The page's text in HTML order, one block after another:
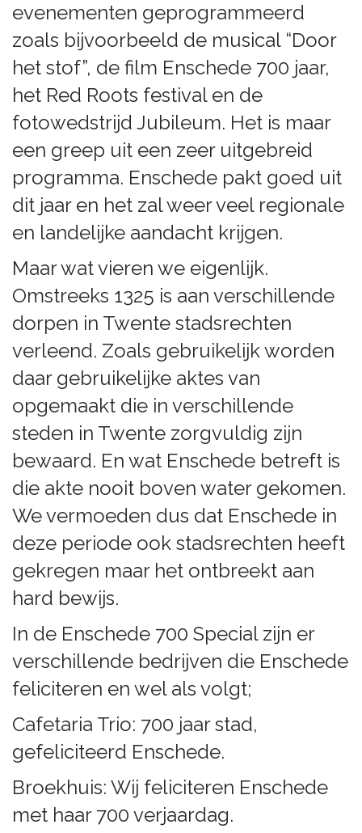
evenementen geprogrammeerd
zoals bijvoorbeeld de musical “Door
het stof”, de film Enschede 700 jaar,
het Red Roots festival en de
fotowedstrijd Jubileum. Het is maar
een greep uit een zeer uitgebreid
programma. Enschede pakt goed uit
dit jaar en het zal weer veel regionale
en landelijke aandacht krijgen.
Maar wat vieren we eigenlijk.
Omstreeks 1325 is aan verschillende
dorpen in Twente stadsrechten
verleend. Zoals gebruikelijk worden
daar gebruikelijke aktes van
opgemaakt die in verschillende
steden in Twente zorgvuldig zijn
bewaard. En wat Enschede betreft is
die akte nooit boven water gekomen.
We vermoeden dus dat Enschede in
deze periode ook stadsrechten heeft
gekregen maar het ontbreekt aan
hard bewijs.
In de Enschede 700 Special zijn er
verschillende bedrijven die Enschede
feliciteren en wel als volgt;
Cafetaria Trio: 700 jaar stad,
gefeliciteerd Enschede.
Broekhuis: Wij feliciteren Enschede
met haar 700 verjaardag.